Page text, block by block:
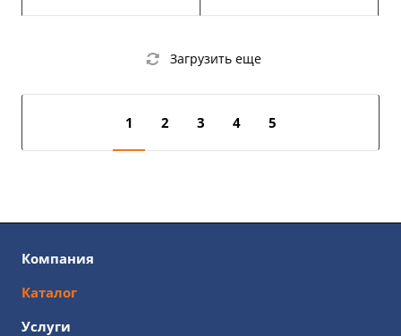
Загрузить еще
1 2 3 4 5
Компания
Каталог
Услуги